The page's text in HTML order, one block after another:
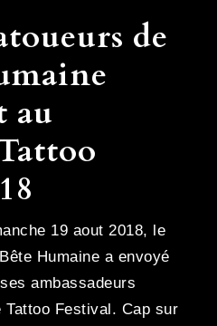
de
au
19 aout 2018, le
Humaine a envoyé
ambassadeurs
Festival. Cap sur